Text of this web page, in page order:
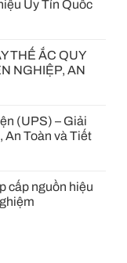
Uy Tín Quốc
THẾ ẮC QUY
NGHIỆP, AN
(UPS) – Giải
An Toàn và Tiết
cấp nguồn hiệu